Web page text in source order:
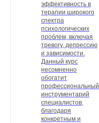
эффективность в
терапии широкого
спектра
психологических
проблем, включая
тревогу, депрессию
и зависимости.
Данный курс
несомненно
обогатит
профессиональный
инструментарий
специалистов,
благодаря
конкретным и